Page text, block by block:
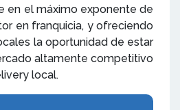
en el máximo exponente de
en franquicia, y ofreciendo
la oportunidad de estar
altamente competitivo
local.